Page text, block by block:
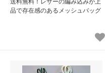
品で存在感のあるメッシュバッグ